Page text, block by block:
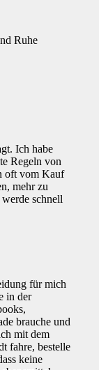
Ruhe
Ich habe
Regeln von
oft vom Kauf
mehr zu
schnell
für mich
in der
brauche und
mit dem
fahre, bestelle
keine